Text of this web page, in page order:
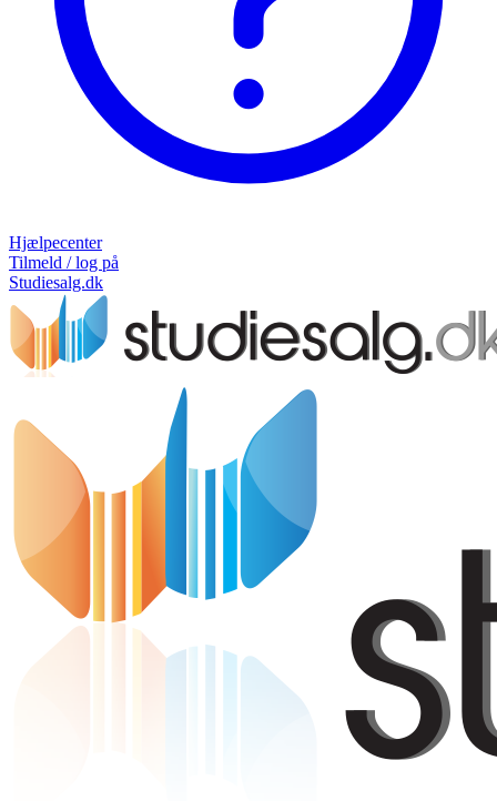
Hjælpecenter
Tilmeld / log på
Studiesalg.dk